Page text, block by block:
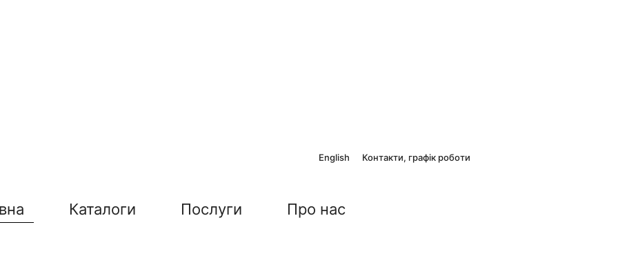
English Контакти, графік роботи
Каталоги Послуги Про нас